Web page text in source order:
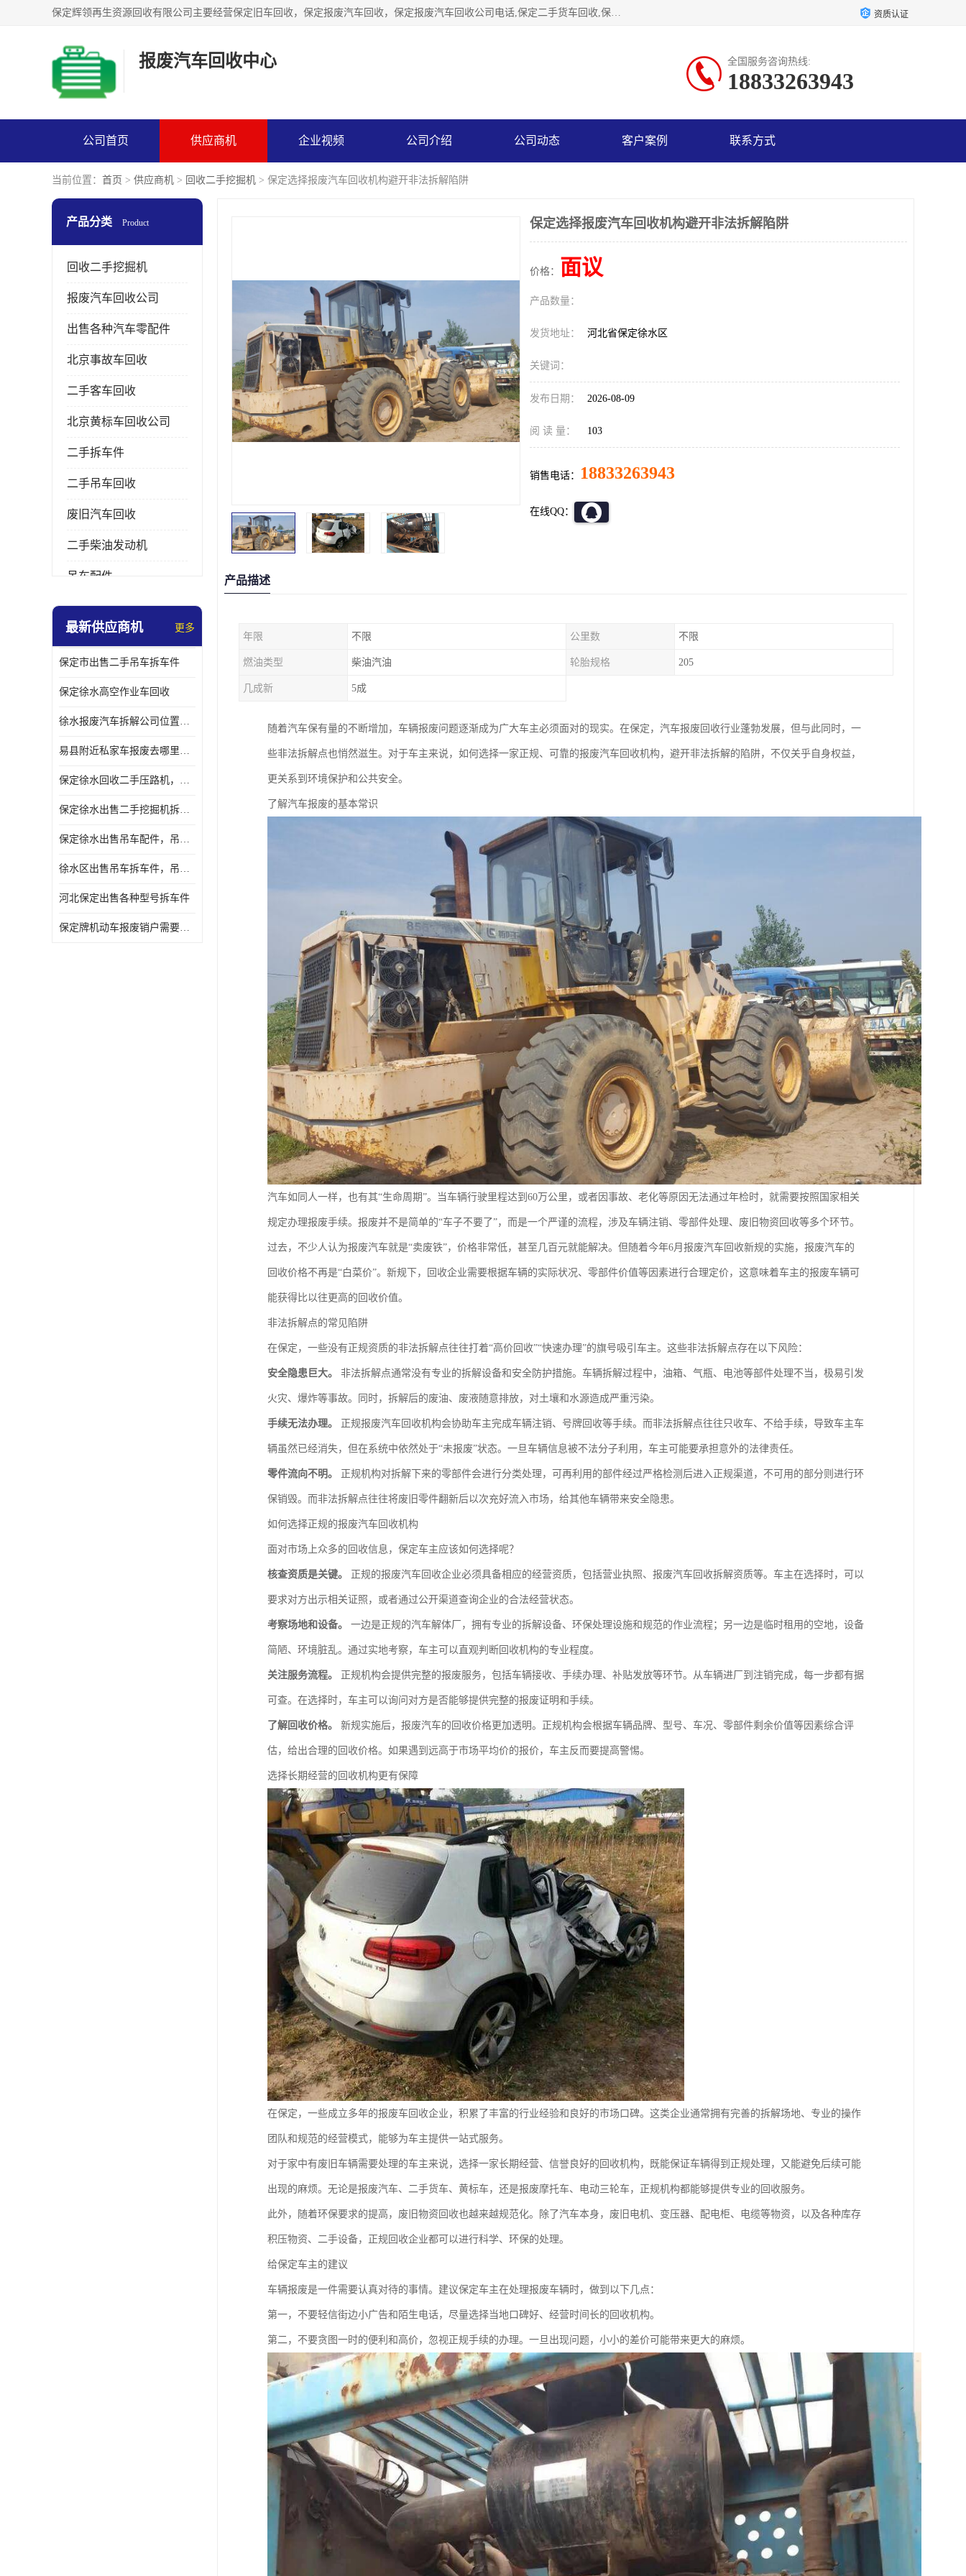
保定辉领再生资源回收有限公司主要经营保定旧车回收，保定报废汽车回收，保定报废汽车回收公司电话,保定二手货车回收,保定黄标车回收, 保定黄标车回收，保定哪里收报废车，保定废旧汽车回收，保定汽车报废手续办理，保定汽车解体厂。将通过采取区域限行促进淘汰、经济补助激励新、加大上路*法处罚、加强达标排放监管等综合措施，对老旧机动车逐步实行末位淘汰，加快老旧机动车淘汰新 资质认证
报废汽车回收中心 全国服务咨询热线:
18833263943
公司首页 供应商机 企业视频 公司介绍 公司动态 客户案例 联系方式
当前位置： 首页 > 供应商机 > 回收二手挖掘机 > 保定选择报废汽车回收机构避开非法拆解陷阱
产品分类 Product
回收二手挖掘机
报废汽车回收公司
出售各种汽车零配件
北京事故车回收
二手客车回收
北京黄标车回收公司
二手拆车件
二手吊车回收
废旧汽车回收
二手柴油发动机
吊车配件
挖掘机拆车件
最新供应商机 更多
保定市出售二手吊车拆车件
保定徐水高空作业车回收
徐水报废汽车拆解公司位置，出售二手拆车件发动机
易县附近私家车报废去哪里，咨询车辆销户流程电话
保定徐水回收二手压路机，压路机拆解市场在哪
保定徐水出售二手挖掘机拆车件，挖掘机配件，液压件出售
保定徐水出售吊车配件，吊车拆车件出售
徐水区出售吊车拆车件，吊车液压件，吊车发动机变速箱出售
河北保定出售各种型号拆车件
保定牌机动车报废销户需要带哪些手续，流程咨询
保定选择报废汽车回收机构避开非法拆解陷阱
价格： 面议
产品数量：
发货地址： 河北省保定徐水区
关键词：
发布日期： 2026-08-09
阅 读 量： 103
销售电话： 18833263943
在线QQ：
产品描述
年限 不限 公里数 不限
燃油类型 柴油汽油 轮胎规格 205
几成新 5成
随着汽车保有量的不断增加，车辆报废问题逐渐成为广大车主必须面对的现实。在保定，汽车报废回收行业蓬勃发展，但与此同时，一
些非法拆解点也悄然滋生。对于车主来说，如何选择一家正规、可靠的报废汽车回收机构，避开非法拆解的陷阱，不仅关乎自身权益，
更关系到环境保护和公共安全。
了解汽车报废的基本常识
汽车如同人一样，也有其“生命周期”。当车辆行驶里程达到60万公里，或者因事故、老化等原因无法通过年检时，就需要按照国家相关
规定办理报废手续。报废并不是简单的“车子不要了”，而是一个严谨的流程，涉及车辆注销、零部件处理、废旧物资回收等多个环节。
过去，不少人认为报废汽车就是“卖废铁”，价格非常低，甚至几百元就能解决。但随着今年6月报废汽车回收新规的实施，报废汽车的
回收价格不再是“白菜价”。新规下，回收企业需要根据车辆的实际状况、零部件价值等因素进行合理定价，这意味着车主的报废车辆可
能获得比以往更高的回收价值。
非法拆解点的常见陷阱
在保定，一些没有正规资质的非法拆解点往往打着“高价回收”“快速办理”的旗号吸引车主。这些非法拆解点存在以下风险：
安全隐患巨大。 非法拆解点通常没有专业的拆解设备和安全防护措施。车辆拆解过程中，油箱、气瓶、电池等部件处理不当，极易引发
火灾、爆炸等事故。同时，拆解后的废油、废液随意排放，对土壤和水源造成严重污染。
手续无法办理。 正规报废汽车回收机构会协助车主完成车辆注销、号牌回收等手续。而非法拆解点往往只收车、不给手续，导致车主车
辆虽然已经消失，但在系统中依然处于“未报废”状态。一旦车辆信息被不法分子利用，车主可能要承担意外的法律责任。
零件流向不明。 正规机构对拆解下来的零部件会进行分类处理，可再利用的部件经过严格检测后进入正规渠道，不可用的部分则进行环
保销毁。而非法拆解点往往将废旧零件翻新后以次充好流入市场，给其他车辆带来安全隐患。
如何选择正规的报废汽车回收机构
面对市场上众多的回收信息，保定车主应该如何选择呢？
核查资质是关键。 正规的报废汽车回收企业必须具备相应的经营资质，包括营业执照、报废汽车回收拆解资质等。车主在选择时，可以
要求对方出示相关证照，或者通过公开渠道查询企业的合法经营状态。
考察场地和设备。 一边是正规的汽车解体厂，拥有专业的拆解设备、环保处理设施和规范的作业流程；另一边是临时租用的空地，设备
简陋、环境脏乱。通过实地考察，车主可以直观判断回收机构的专业程度。
关注服务流程。 正规机构会提供完整的报废服务，包括车辆接收、手续办理、补贴发放等环节。从车辆进厂到注销完成，每一步都有据
可查。在选择时，车主可以询问对方是否能够提供完整的报废证明和手续。
了解回收价格。 新规实施后，报废汽车的回收价格更加透明。正规机构会根据车辆品牌、型号、车况、零部件剩余价值等因素综合评
估，给出合理的回收价格。如果遇到远高于市场平均价的报价，车主反而要提高警惕。
选择长期经营的回收机构更有保障
在保定，一些成立多年的报废车回收企业，积累了丰富的行业经验和良好的市场口碑。这类企业通常拥有完善的拆解场地、专业的操作
团队和规范的经营模式，能够为车主提供一站式服务。
对于家中有废旧车辆需要处理的车主来说，选择一家长期经营、信誉良好的回收机构，既能保证车辆得到正规处理，又能避免后续可能
出现的麻烦。无论是报废汽车、二手货车、黄标车，还是报废摩托车、电动三轮车，正规机构都能够提供专业的回收服务。
此外，随着环保要求的提高，废旧物资回收也越来越规范化。除了汽车本身，废旧电机、变压器、配电柜、电缆等物资，以及各种库存
积压物资、二手设备，正规回收企业都可以进行科学、环保的处理。
给保定车主的建议
车辆报废是一件需要认真对待的事情。建议保定车主在处理报废车辆时，做到以下几点：
第一，不要轻信街边小广告和陌生电话，尽量选择当地口碑好、经营时间长的回收机构。
第二，不要贪图一时的便利和高价，忽视正规手续的办理。一旦出现问题，小小的差价可能带来更大的麻烦。